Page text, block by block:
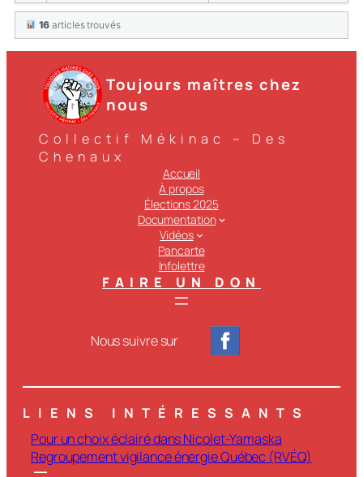
16 articles trouvés
Toujours maîtres chez
nous
Collectif Mékinac – Des
Chenaux
Accueil
À propos
Élections 2025
Documentation
Vidéos
Pancarte
Infolettre
FAIRE UN DON
Nous suivre sur
LIENS INTÉRESSANTS
Pour un choix éclairé dans Nicolet-Yamaska
Regroupement vigilance énergie Québec (RVÉQ)